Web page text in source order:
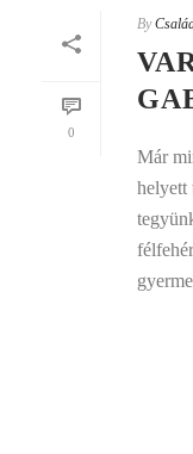
0
By
Már
helyett